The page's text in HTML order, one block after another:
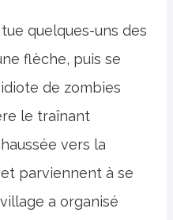
quelques-uns des
flèche, puis se
de zombies
le traînant
vers la
parviennent à se
a organisé